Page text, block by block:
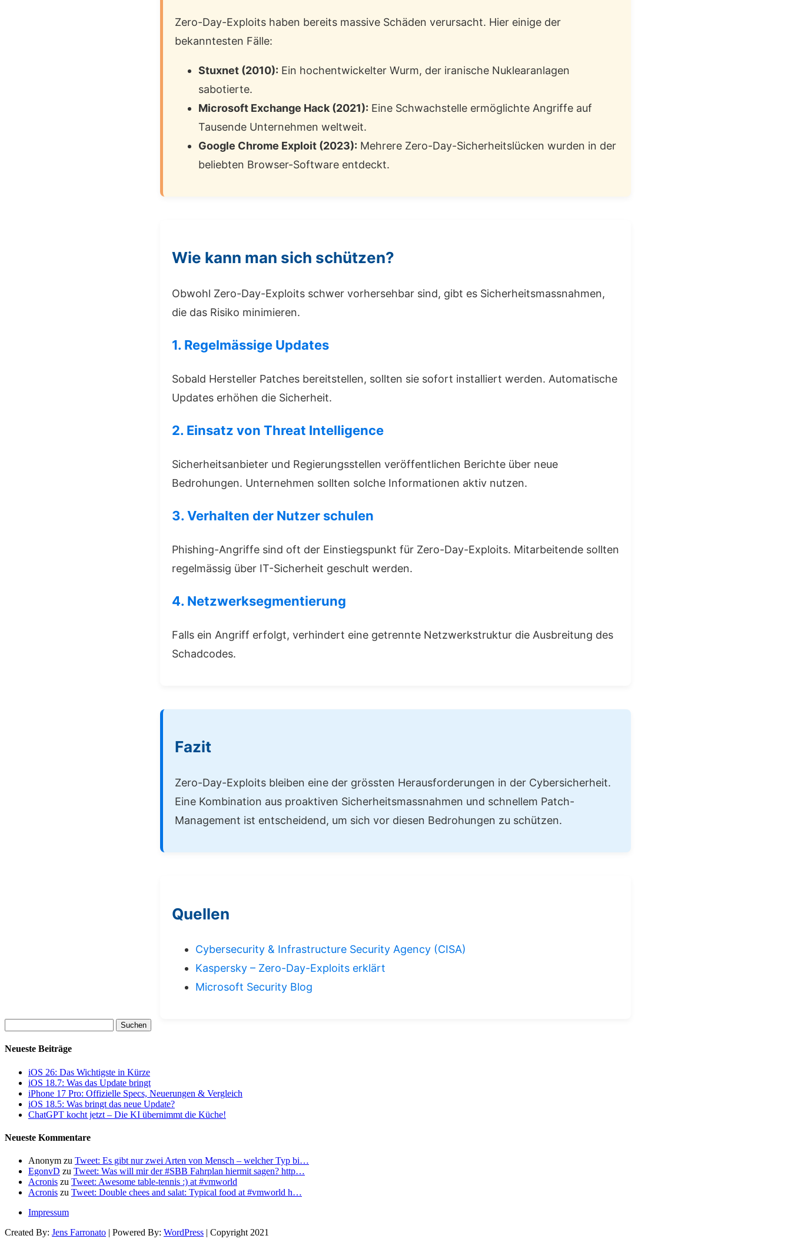
Zero-Day-Exploits haben bereits massive Schäden verursacht. Hier einige der
bekanntesten Fälle:
Stuxnet (2010): Ein hochentwickelter Wurm, der iranische Nuklearanlagen
sabotierte.
Microsoft Exchange Hack (2021): Eine Schwachstelle ermöglichte Angriffe auf
Tausende Unternehmen weltweit.
Google Chrome Exploit (2023): Mehrere Zero-Day-Sicherheitslücken wurden in der
beliebten Browser-Software entdeckt.
Wie kann man sich schützen?
Obwohl Zero-Day-Exploits schwer vorhersehbar sind, gibt es Sicherheitsmassnahmen,
die das Risiko minimieren.
1. Regelmässige Updates
Sobald Hersteller Patches bereitstellen, sollten sie sofort installiert werden. Automatische
Updates erhöhen die Sicherheit.
2. Einsatz von Threat Intelligence
Sicherheitsanbieter und Regierungsstellen veröffentlichen Berichte über neue
Bedrohungen. Unternehmen sollten solche Informationen aktiv nutzen.
3. Verhalten der Nutzer schulen
Phishing-Angriffe sind oft der Einstiegspunkt für Zero-Day-Exploits. Mitarbeitende sollten
regelmässig über IT-Sicherheit geschult werden.
4. Netzwerksegmentierung
Falls ein Angriff erfolgt, verhindert eine getrennte Netzwerkstruktur die Ausbreitung des
Schadcodes.
Fazit
Zero-Day-Exploits bleiben eine der grössten Herausforderungen in der Cybersicherheit.
Eine Kombination aus proaktiven Sicherheitsmassnahmen und schnellem Patch-
Management ist entscheidend, um sich vor diesen Bedrohungen zu schützen.
Quellen
Cybersecurity & Infrastructure Security Agency (CISA)
Kaspersky – Zero-Day-Exploits erklärt
Microsoft Security Blog
nach:
Neueste Beiträge
iOS 26: Das Wichtigste in Kürze
iOS 18.7: Was das Update bringt
iPhone 17 Pro: Offizielle Specs, Neuerungen & Vergleich
iOS 18.5: Was bringt das neue Update?
ChatGPT kocht jetzt – Die KI übernimmt die Küche!
Neueste Kommentare
Anonym zu Tweet: Es gibt nur zwei Arten von Mensch – welcher Typ bi…
EgonvD zu Tweet: Was will mir der #SBB Fahrplan hiermit sagen? http…
Acronis zu Tweet: Awesome table-tennis :) at #vmworld
Acronis zu Tweet: Double chees and salat: Typical food at #vmworld h…
Impressum
Created By: Jens Farronato | Powered By: WordPress | Copyright 2021